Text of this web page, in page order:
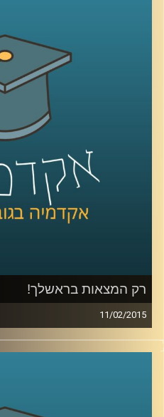
תלויה בשאלה מה
לגבי תגובת הצרכנים
אנחנו רק חושבים
שיווק שזורה באישיותו
קרדיט תמונות: AudioVersity
רק המצאות בראשלך!
11/02/2015
דוקטור נעם למלשטרייך
כבר במהלך לימודי